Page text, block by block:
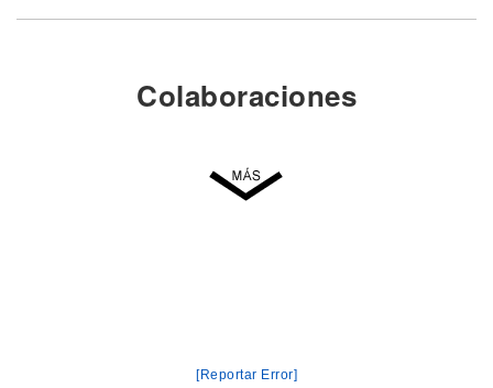
Colaboraciones
[Reportar Error]